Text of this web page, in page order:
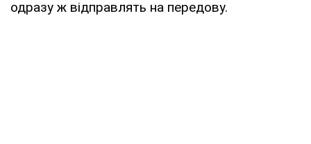
одразу ж відправлять на передову.